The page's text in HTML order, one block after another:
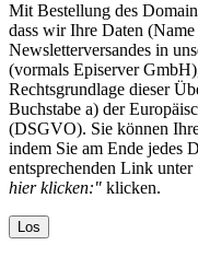
Mit Bestellung des
dass wir Ihre Daten
Newsletterversandes in
(vormals Episerver
Rechtsgrundlage dieser
Buchstabe a) der
(DSGVO). Sie können
indem Sie am Ende jedes
entsprechenden Link unter
hier klicken:" klicken.